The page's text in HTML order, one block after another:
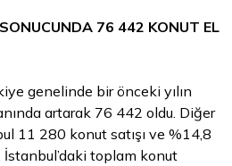
76 442 KONUT EL
genelinde bir önceki yılın
artarak 76 442 oldu. Diğer
11 280 konut satışı ve %14,8
toplam konut